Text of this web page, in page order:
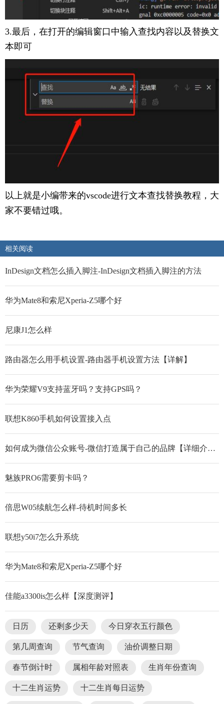
3.最后，在打开的编辑窗口中输入查找内容以及替换文
本即可
以上就是小编带来的vscode进行文本查找替换教程，大
家不要错过哦。
相关阅读
InDesign文档怎么插入脚注-InDesign文档插入脚注的方法
华为Mate8和索尼Xperia-Z5哪个好
尼康J1怎么样
路由器怎么用手机设置-路由器手机设置方法【详解】
华为荣耀V9支持蓝牙吗？支持GPS吗？
联想K860手机如何设置接入点
如何成为微信公众账号-微信打造属于自己的品牌【详细介绍】
魅族PRO6需要剪卡吗？
倍思W05续航怎么样-待机时间多长
联想y50i7怎么升系统
华为Mate8和索尼Xperia-Z5哪个好
佳能a3300is怎么样【深度测评】
日历 还剩多少天 今日穿衣五行颜色
第几周查询 节气查询 油价调整日期
春节倒计时 属相年龄对照表 生肖年份查询
十二生肖运势 十二生肖每日运势